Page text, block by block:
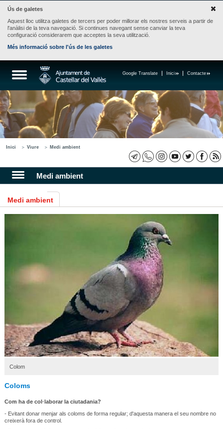
Ús de galetes
Aquest lloc utilitza galetes de tercers per poder millorar els nostres serveis a partir de
l'anàlisi de la teva navegació. Si continues navegant sense canviar la teva
configuració considerarem que acceptes la seva utilització.
Més informació sobre l'ús de les galetes
Contacte
Inici
Google Translate
Inici Viure Medi ambient
Medi ambient
Medi ambient
Colom
Coloms
Com ha de col·laborar la ciutadania?
- Evitant donar menjar als coloms de forma regular; d'aquesta manera el seu nombre no
creixerà fora de control.